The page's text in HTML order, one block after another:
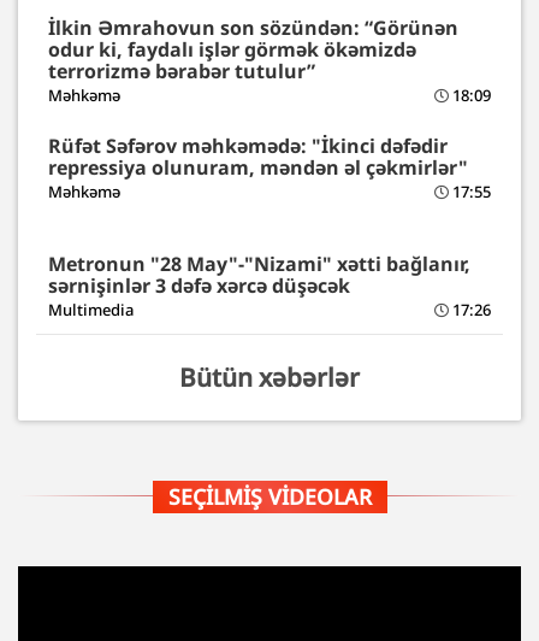
İlkin Əmrahovun son sözündən: “Görünən
odur ki, faydalı işlər görmək ökəmizdə
terrorizmə bərabər tutulur”
Məhkəmə 18:09
Rüfət Səfərov məhkəmədə: "İkinci dəfədir
repressiya olunuram, məndən əl çəkmirlər"
Məhkəmə 17:55
Metronun "28 May"-"Nizami" xətti bağlanır,
sərnişinlər 3 dəfə xərcə düşəcək
Multimedia 17:26
Bütün xəbərlər
SEÇILMIŞ VIDEOLAR